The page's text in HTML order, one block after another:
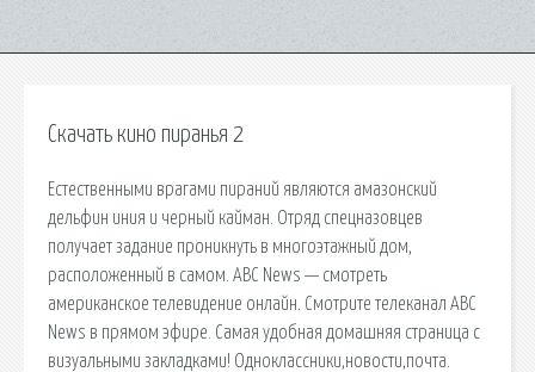
Скачать кино пиранья 2
Естественными врагами пираний являются амазонский
дельфин иния и черный кайман. Отряд спецназовцев
получает задание проникнуть в многоэтажный дом,
расположенный в самом. ABC News — смотреть
американское телевидение онлайн. Смотрите телеканал ABC
News в прямом эфире. Самая удобная домашняя страница с
визуальными закладками! Одноклассники,новости,почта.